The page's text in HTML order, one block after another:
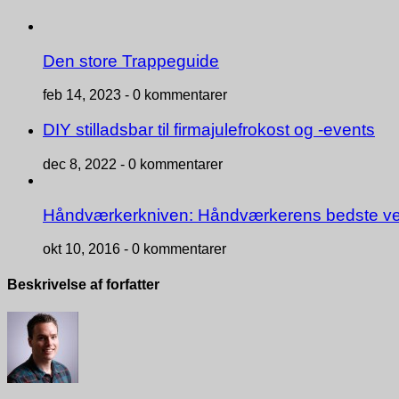
Den store Trappeguide
feb 14, 2023 - 0 kommentarer
DIY stilladsbar til firmajulefrokost og -events
dec 8, 2022 - 0 kommentarer
Håndværkerkniven: Håndværkerens bedste
okt 10, 2016 - 0 kommentarer
Beskrivelse af forfatter